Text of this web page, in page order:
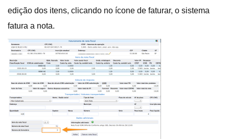
edição dos itens, clicando no ícone de faturar, o sistema
fatura a nota.